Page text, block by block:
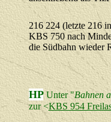
216 224 (letzte 216
KBS 750 nach
die Südbahn wieder
HP Unter "Bahnen
zur<KBS 954